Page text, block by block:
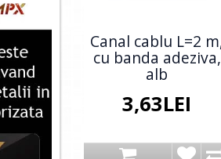
Canal cablu L=2
cu banda adeziva,
alb
3,63LEI